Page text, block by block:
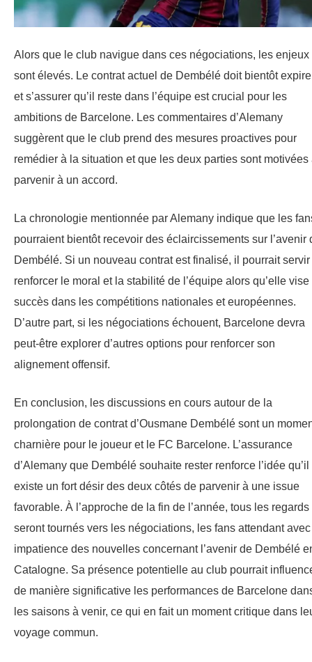
Alors que le club navigue dans ces négociations, les enjeux
sont élevés. Le contrat actuel de Dembélé doit bientôt
et s’assurer qu’il reste dans l’équipe est crucial pour les
ambitions de Barcelone. Les commentaires d’Alemany
suggèrent que le club prend des mesures proactives pour
remédier à la situation et que les deux parties sont motivées
parvenir à un accord.
La chronologie mentionnée par Alemany indique que les
pourraient bientôt recevoir des éclaircissements sur l’avenir
Dembélé. Si un nouveau contrat est finalisé, il pourrait servir
renforcer le moral et la stabilité de l’équipe alors qu’elle vise
succès dans les compétitions nationales et européennes.
D’autre part, si les négociations échouent, Barcelone devra
peut-être explorer d’autres options pour renforcer son
alignement offensif.
En conclusion, les discussions en cours autour de la
prolongation de contrat d’Ousmane Dembélé sont un
charnière pour le joueur et le FC Barcelone. L’assurance
d’Alemany que Dembélé souhaite rester renforce l’idée qu’il
existe un fort désir des deux côtés de parvenir à une issue
favorable. À l’approche de la fin de l’année, tous les regards
seront tournés vers les négociations, les fans attendant avec
impatience des nouvelles concernant l’avenir de Dembélé
Catalogne. Sa présence potentielle au club pourrait
de manière significative les performances de Barcelone
les saisons à venir, ce qui en fait un moment critique dans
voyage commun.